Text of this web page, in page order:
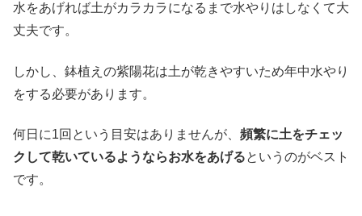
水をあげれば土がカラカラになるまで水やりはしなくて大
丈夫です。
しかし、 鉢植えの紫陽花は土が乾きやすいため年中水やり
をする必要があります。
何日に1回という目安はありませんが、 頻繁に土をチェッ
クして乾いているようならお水をあげるというのがベスト
です。